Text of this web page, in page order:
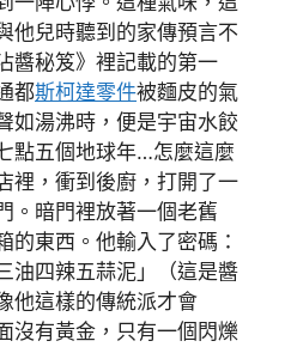
他兒時聽到的家傳預言不
醬秘笈》裡記載的第一
都斯柯達零件被麵皮的氣
如湯沸時，便是宇宙水餃
點五個地球年…怎麼這麼
裡，衝到後廚，打開了一
。暗門裡放著一個老舊
的東西。他輸入了密碼：
油四辣五蒜泥」（這是醬
他這樣的傳統派才會
沒有黃金，只有一個閃爍